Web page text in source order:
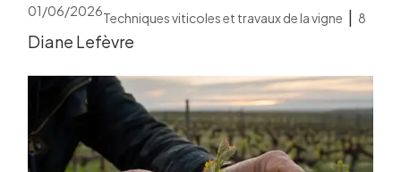
01/06/2026Techniques viticoles et travaux de la vigne | 8
Diane Lefèvre